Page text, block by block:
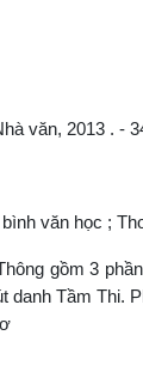
văn, 2013 . -
văn học ;
gồm 3
Tầm Thi.